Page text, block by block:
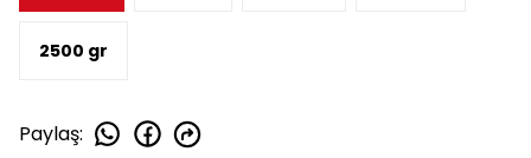
2500 gr
Paylaş: